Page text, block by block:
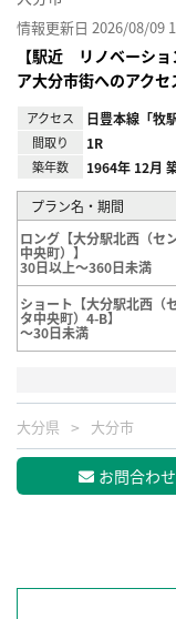
情報更新日 2026/08/09
【駅近 リノベーシ
ア大分市街へのアク
アクセス 日豊本線「牧駅
間取り 1R
築年数 1964年 12月
プラン名・期間
ロング【大分駅北西（セ
中央町）】
30日以上～360日未満
ショート【大分駅北西（
タ中央町）4-B】
～30日未満
大分県 大分市
お問合わせ